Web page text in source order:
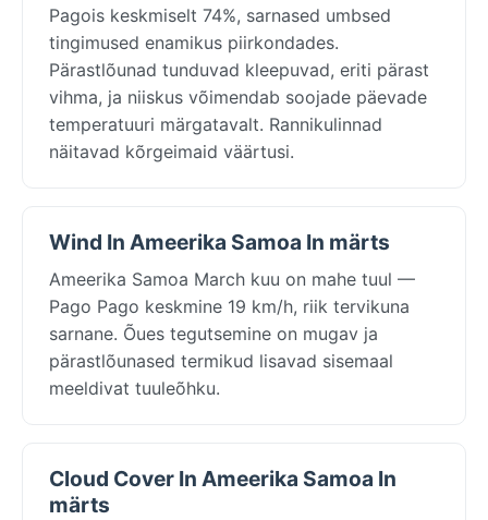
Pagois keskmiselt 74%, sarnased umbsed
tingimused enamikus piirkondades.
Pärastlõunad tunduvad kleepuvad, eriti pärast
vihma, ja niiskus võimendab soojade päevade
temperatuuri märgatavalt. Rannikulinnad
näitavad kõrgeimaid väärtusi.
Wind In Ameerika Samoa In märts
Ameerika Samoa March kuu on mahe tuul —
Pago Pago keskmine 19 km/h, riik tervikuna
sarnane. Õues tegutsemine on mugav ja
pärastlõunased termikud lisavad sisemaal
meeldivat tuuleõhku.
Cloud Cover In Ameerika Samoa In
märts